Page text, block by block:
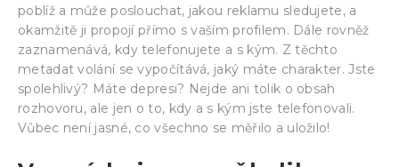
poblíž a může poslouchat, jakou reklamu sledujete, a
okamžitě ji propojí přímo s vaším profilem. Dále rovněž
zaznamenává, kdy telefonujete a s kým. Z těchto
metadat volání se vypočítává, jaký máte charakter. Jste
spolehlivý? Máte depresi? Nejde ani tolik o obsah
rozhovoru, ale jen o to, kdy a s kým jste telefonovali.
Vůbec není jasné, co všechno se měřilo a uložilo!